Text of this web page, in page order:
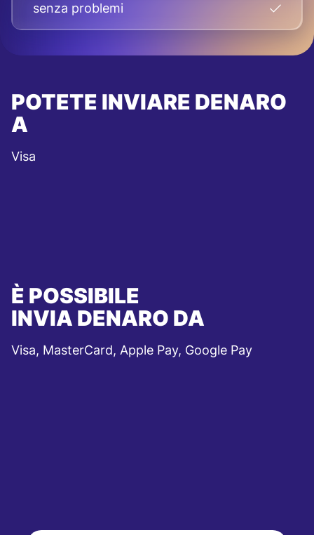
senza problemi
POTETE INVIARE DENARO
A
Visa
È POSSIBILE
INVIA DENARO DA
Visa, MasterCard, Apple Pay, Google Pay